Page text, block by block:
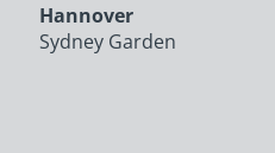
Hannover
Sydney Garden